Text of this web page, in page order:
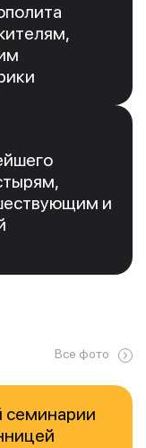
и
Все фото
семинарии